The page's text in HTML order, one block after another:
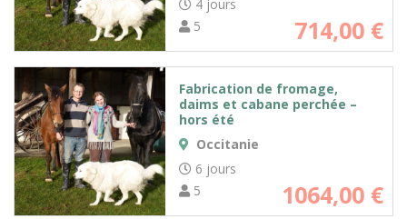
4 jours
5
714,00 €
Fabrication de fromage,
daims et cabane perchée –
hors été
Occitanie
6 jours
5
1064,00 €